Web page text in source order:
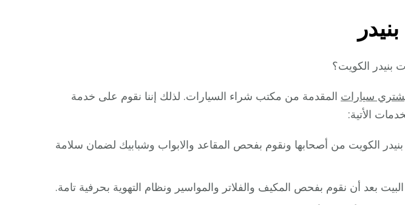
بنيدر الكويت؟
سيارات المقدمة من مكتب شراء السيارات. لذلك إننا نقوم على خدمة
الأتية:
الكويت من أصحابها ونقوم بفحص المقاعد والابواب وشبابيك لضمان سلامة
بعد أن نقوم بفحص المكيف والفلاتر والمواسير ونظام التهوية بحرفية تامة.